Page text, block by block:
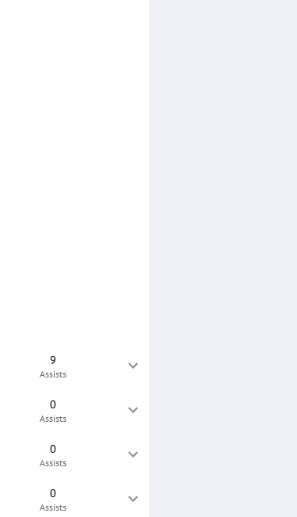
9
Assists
0
Assists
0
Assists
0
Assists